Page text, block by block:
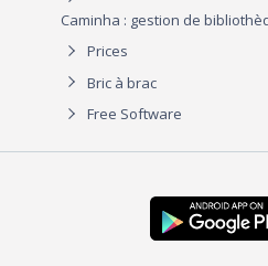
Caminha : gestion de
Prices
Bric à brac
Free Software